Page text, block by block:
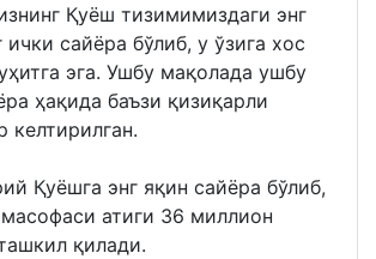
Қуёш тизимимиздаги энг
ички сайёра бўлиб, у ўзига хос
эга. Ушбу мақолада ушбу
ҳақида баъзи қизиқарли
келтирилган.
Қуёшга энг яқин сайёра бўлиб,
атиги 36 миллион
қилади.